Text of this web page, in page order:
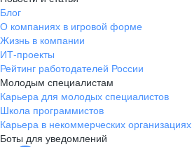
Блог
О компаниях в игровой форме
Жизнь в компании
ИТ-проекты
Рейтинг работодателей России
Молодым специалистам
Карьера для молодых специалистов
Школа программистов
Карьера в некоммерческих организациях
Боты для уведомлений